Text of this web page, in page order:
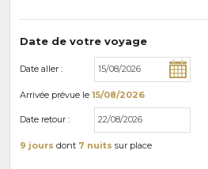
Date de votre voyage
Date aller :
Arrivée prévue le 15/08/2026
Date retour :
9 jours dont 7 nuits sur place